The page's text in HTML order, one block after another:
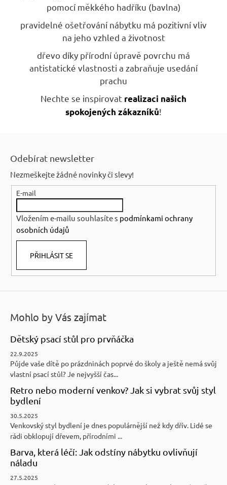
pomocí měkkého hadříku (bavlna)
pravidelné ošetřování nábytku má pozitivní vliv
na jeho vzhled a životnost
dřevo díky přírodní úpravě povrchu má
antistatické vlastnosti a zabraňuje usedání
prachu
Nechte se inspirovat realizaci našich
spokojených zákazníků!
Odebírat newsletter
Nezmeškejte žádné novinky či slevy!
E-mail
Vložením e-mailu souhlasíte s podmínkami ochrany
osobních údajů
PŘIHLÁSIT SE
Mohlo by Vás zajímat
Dětský psací stůl pro prvňáčka
22.9.2025
Půjde vaše dítě po prázdninách poprvé do školy a ještě nemá svůj
vlastní psací stůl? Je nejvyšší čas...
Retro nebo moderní venkov? Jak si vybrat svůj styl
bydlení
30.5.2025
Venkovský styl bydlení je dnes populárnější než kdy dřív. Lidé se
rádi obklopují dřevem, přírodními ...
Barva, která léčí: Jak odstíny nábytku ovlivňují
náladu
27.5.2025